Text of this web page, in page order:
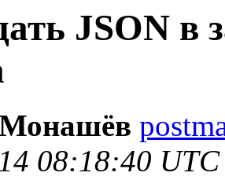
JSON в
08:18:40 UTC